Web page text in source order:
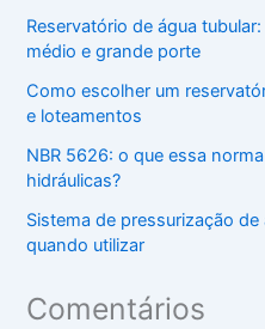
Reservatório de água
médio e grande porte
Como escolher um
e loteamentos
NBR 5626: o que essa
hidráulicas?
Sistema de pressurização
quando utilizar
Comentários